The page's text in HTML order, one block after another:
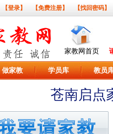
【登录】 【免费注册】 【找回密码】
家教网首页
做家教 学员库 教员
苍南启点